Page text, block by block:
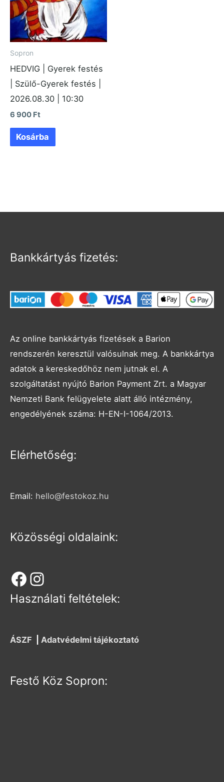
Sopron
HEDVIG | Gyerek festés
| Szülő-Gyerek festés |
2026.08.30 | 10:30
6 900 Ft
Kosárba
Bankkártyás fizetés:
Az online bankkártyás fizetések a Barion
rendszerén keresztül valósulnak meg. A bankkártya
adatok a kereskedőhöz nem jutnak el. A
szolgáltatást nyújtó Barion Payment Zrt. a Magyar
Nemzeti Bank felügyelete alatt álló intézmény,
engedélyének száma: H-EN-I-1064/2013.
Elérhetőség:
Email: hello@festokoz.hu
Közösségi oldalaink:
Használati feltételek:
ÁSZF Adatvédelmi tájékoztató
Festő Köz Sopron: